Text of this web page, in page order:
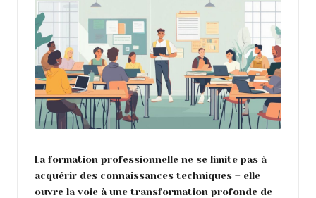
La formation professionnelle ne se limite pas à
acquérir des connaissances techniques – elle
ouvre la voie à une transformation profonde de